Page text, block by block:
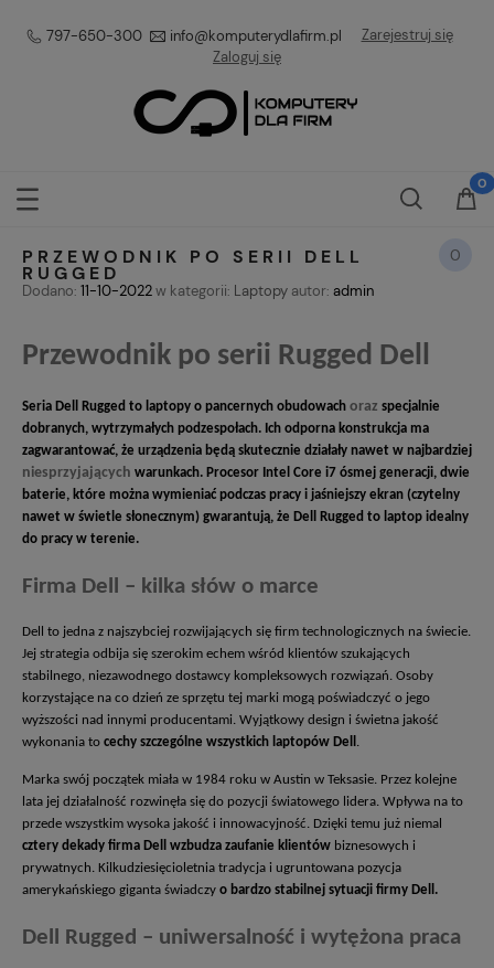
797-650-300 info@komputerydlafirm.pl
Zarejestruj się
Zaloguj się
PRZEWODNIK PO SERII DELL
RUGGED
0
Dodano: 11-10-2022w kategorii: Laptopy autor: admin
Przewodnik po serii Rugged Dell
Seria Dell Rugged to laptopy o pancernych obudowach oraz specjalnie
dobranych, wytrzymałych podzespołach. Ich odporna konstrukcja ma
zagwarantować, że urządzenia będą skutecznie działały nawet w najbardziej
niesprzyjających warunkach. Procesor Intel Core i7 ósmej generacji, dwie
baterie, które można wymieniać podczas pracy i jaśniejszy ekran (czytelny
nawet w świetle słonecznym) gwarantują, że Dell Rugged to laptop idealny
do pracy w terenie.
Firma Dell – kilka słów o marce
Dell to jedna z najszybciej rozwijających się firm technologicznych na świecie.
Jej strategia odbija się szerokim echem wśród klientów szukających
stabilnego, niezawodnego dostawcy kompleksowych rozwiązań. Osoby
korzystające na co dzień ze sprzętu tej marki mogą poświadczyć o jego
wyższości nad innymi producentami. Wyjątkowy design i świetna jakość
wykonania to cechy szczególne wszystkich laptopów Dell .
Marka swój początek miała w 1984 roku w Austin w Teksasie. Przez kolejne
lata jej działalność rozwinęła się do pozycji światowego lidera. Wpływa na to
przede wszystkim wysoka jakość i innowacyjność. Dzięki temu już niemal
cztery dekady firma Dell wzbudza zaufanie klientów biznesowych i
prywatnych. Kilkudziesięcioletnia tradycja i ugruntowana pozycja
amerykańskiego giganta świadczy o bardzo stabilnej sytuacji firmy Dell.
Dell Rugged – uniwersalność i wytężona praca